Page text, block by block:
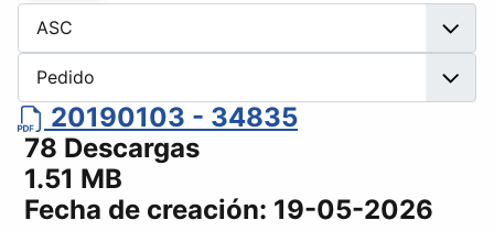
20190103 - 34835
78 Descargas
1.51 MB
Fecha de creación: 19-05-2026